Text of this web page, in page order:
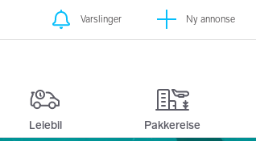
Varslinger Ny annonse
Leiebil Pakkereise